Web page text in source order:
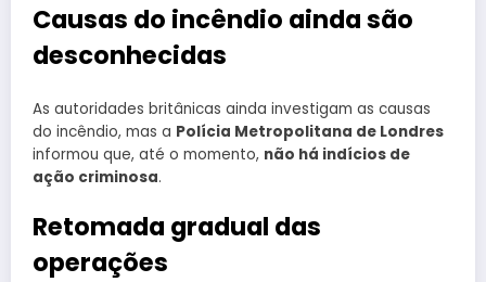
Causas do incêndio ainda são
desconhecidas
As autoridades britânicas ainda investigam as causas
do incêndio, mas a Polícia Metropolitana de Londres
informou que, até o momento, não há indícios de
ação criminosa.
Retomada gradual das
operações